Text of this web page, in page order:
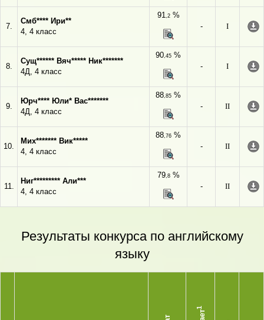
7.
Смб**** Ири**
4, 4 класс
91,2%
-
I
8.
Сущ****** Вяч***** Ник*******
4Д, 4 класс
90,45 %
-
I
9.
Юрч**** Юли* Вас*******
4Д, 4 класс
88,85 %
-
II
10.
Мих******* Вик*****
4, 4 класс
88,76 %
-
II
11.
Ниг********* Али***
4, 4 класс
79,8%
-
II
Результаты конкурса по английскому
языку
1